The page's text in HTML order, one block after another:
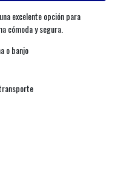
excelente opción para
cómoda y segura.
o banjo